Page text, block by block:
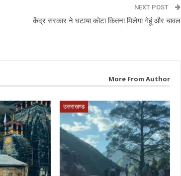
NEXT POST
केंद्र सरकार ने घटाया कोटा कितना मिलेगा गेहूं और चावल
More From Author
उत्तराखण्ड